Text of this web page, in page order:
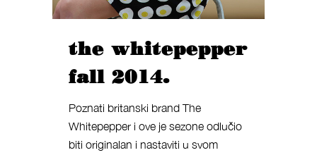
the whitepepper
fall 2014.
Poznati britanski brand The
Whitepepper i ove je sezone odlučio
biti originalan i nastaviti u svom